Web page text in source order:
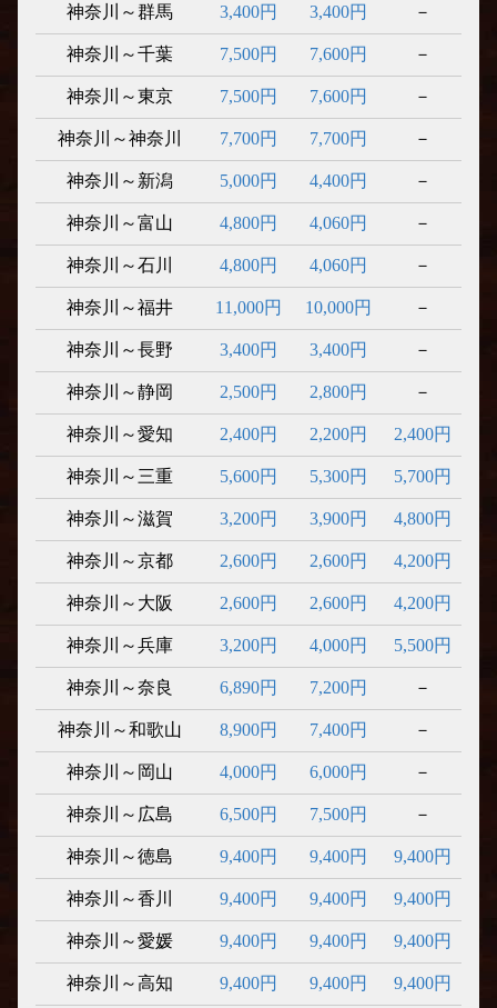
神奈川～群馬 3,400円 3,400円 －
神奈川～千葉 7,500円 7,600円 －
神奈川～東京 7,500円 7,600円 －
神奈川～神奈川 7,700円 7,700円 －
神奈川～新潟 5,000円 4,400円 －
神奈川～富山 4,800円 4,060円 －
神奈川～石川 4,800円 4,060円 －
神奈川～福井 11,000円 10,000円 －
神奈川～長野 3,400円 3,400円 －
神奈川～静岡 2,500円 2,800円 －
神奈川～愛知 2,400円 2,200円 2,400円
神奈川～三重 5,600円 5,300円 5,700円
神奈川～滋賀 3,200円 3,900円 4,800円
神奈川～京都 2,600円 2,600円 4,200円
神奈川～大阪 2,600円 2,600円 4,200円
神奈川～兵庫 3,200円 4,000円 5,500円
神奈川～奈良 6,890円 7,200円 －
神奈川～和歌山 8,900円 7,400円 －
神奈川～岡山 4,000円 6,000円 －
神奈川～広島 6,500円 7,500円 －
神奈川～徳島 9,400円 9,400円 9,400円
神奈川～香川 9,400円 9,400円 9,400円
神奈川～愛媛 9,400円 9,400円 9,400円
神奈川～高知 9,400円 9,400円 9,400円